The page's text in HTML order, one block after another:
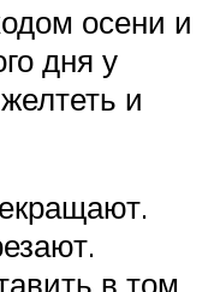
осени и
дня у
и
в том